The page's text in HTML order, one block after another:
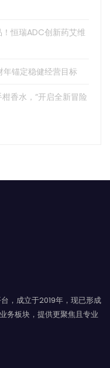
！恒瑞ADC创新药艾维
锚定稳健经营目标
香水，“开启全新冒险
，成立于2019年，现已形成
务板块，提供更聚焦且专业